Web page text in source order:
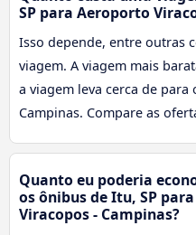
SP para Aeroporto
Isso depende, entre outras
viagem. A viagem mais
a viagem leva cerca de
Campinas. Compare as
Quanto eu poderia
os ônibus de Itu, SP
Viracopos - Campinas?